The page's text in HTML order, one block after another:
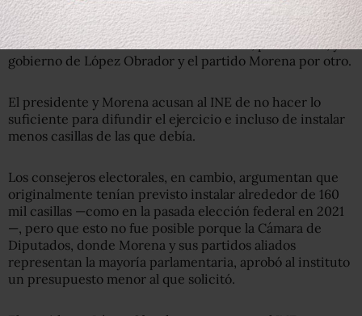
Tanto la organización del ejercicio de revocación como el
desarrollo de la jornada de este domingo transcurrieron
entrefrecuentes tensiones entre el INE, por un lado, y el
gobierno de López Obrador y el partido Morena por otro.
El presidente y Morena acusan al INE de no hacer lo
suficiente para difundir el ejercicio e incluso de instalar
menos casillas de las que debía.
Los consejeros electorales, en cambio, argumentan que
originalmente tenían previsto instalar alrededor de 160
mil casillas —como en la pasada elección federal en 2021
—, pero que esto no fue posible porque la Cámara de
Diputados, donde Morena y sus partidos aliados
representan la mayoría parlamentaria, aprobó al instituto
un presupuesto menor al que solicitó.